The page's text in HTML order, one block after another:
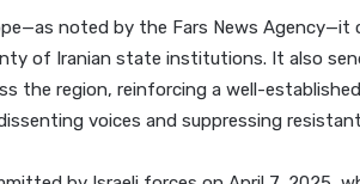
noted by the Fars News
of Iranian state institutions. It also
the region, reinforcing a well-
voices and suppressing